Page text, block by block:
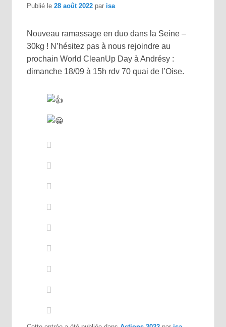
Publié le28 août 2022 par isa
Nouveau ramassage en duo dans la Seine –
30kg ! N’hésitez pas à nous rejoindre au
prochain World CleanUp Day à Andrésy :
dimanche 18/09 à 15h rdv 70 quai de l’Oise.